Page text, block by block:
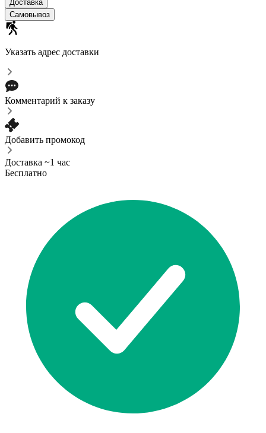
Доставка
Самовывоз
Указать адрес доставки
Комментарий к заказу
Добавить промокод
Доставка ~1 час
Бесплатно